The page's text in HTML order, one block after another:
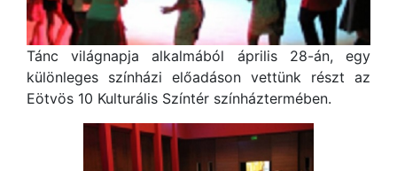
Tánc világnapja alkalmából április 28-án, egy
különleges színházi előadáson vettünk részt az
Eötvös 10 Kulturális Színtér színháztermében.